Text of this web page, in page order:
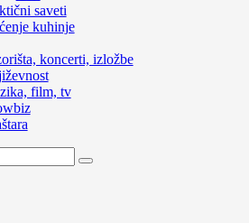
saveti
kuhinje
koncerti, izložbe
film, tv